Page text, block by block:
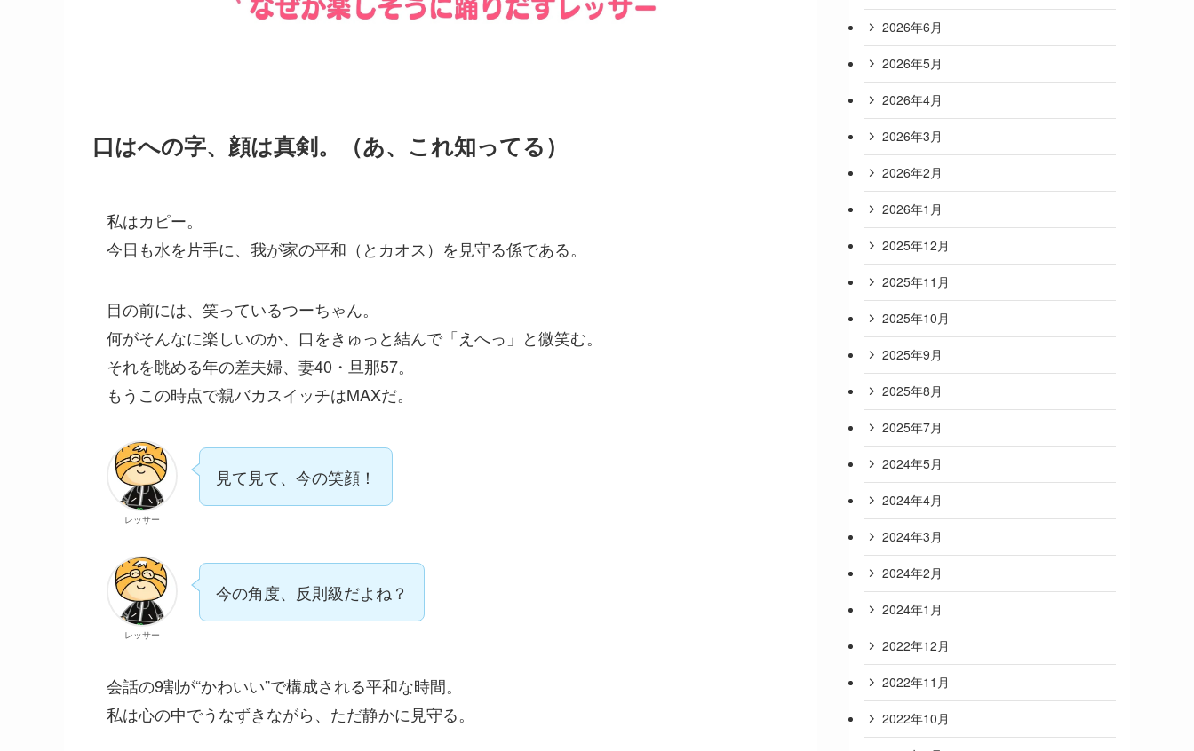
口はへの字、顔は真剣。（あ、これ知ってる）
私はカピー。
今日も水を片手に、我が家の平和（とカオス）を見守る係である。
目の前には、笑っているつーちゃん。
何がそんなに楽しいのか、口をきゅっと結んで「えへっ」と微笑む。
それを眺める年の差夫婦、妻40・旦那57。
もうこの時点で親バカスイッチはMAXだ。
レッサー
見て見て、今の笑顔！
レッサー
今の角度、反則級だよね？
会話の9割が“かわいい”で構成される平和な時間。
私は心の中でうなずきながら、ただ静かに見守る。
2026年6月
2026年5月
2026年4月
2026年3月
2026年2月
2026年1月
2025年12月
2025年11月
2025年10月
2025年9月
2025年8月
2025年7月
2024年5月
2024年4月
2024年3月
2024年2月
2024年1月
2022年12月
2022年11月
2022年10月